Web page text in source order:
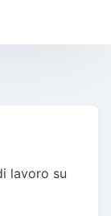
lavoro su